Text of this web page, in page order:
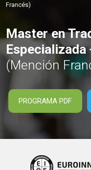
Francés)
Master en
Especializada
(Mención
PROGRAMA PDF